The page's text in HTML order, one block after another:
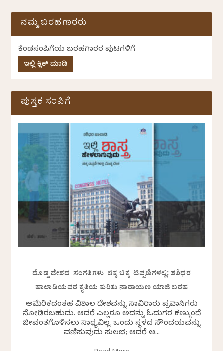
ನಮ್ಮ ಬರಹಗಾರರು
ಕೆಂಡಸಂಪಿಗೆಯ ಬರಹಗಾರರ ಪುಟಗಳಿಗೆ
ಇಲ್ಲಿ ಕ್ಲಿಕ್ ಮಾಡಿ
ಪುಸ್ತಕ ಸಂಪಿಗೆ
ದೊಡ್ಡ ದೇಶದ ಸಂಗತಿಗಳು ಚಿಕ್ಕ ಚಿಕ್ಕ ಟಿಪ್ಪಣಿಗಳಲ್ಲಿ: ಶಶಿಧರ
ಹಾಲಾಡಿಯವರ ಕೃತಿಯ ಕುರಿತು ನಾರಾಯಣ ಯಾಜಿ ಬರಹ
ಅಮೆರಿಕದಂತಹ ವಿಶಾಲ ದೇಶವನ್ನು ಸಾವಿರಾರು ಪ್ರವಾಸಿಗರು
ನೋಡಿರಬಹುದು. ಆದರೆ ಎಲ್ಲರೂ ಅದನ್ನು ಓದುಗರ ಕಣ್ಮುಂದೆ
ಜೀವಂತಗೊಳಿಸಲು ಸಾಧ್ಯವಿಲ್ಲ. ಒಂದು ಸ್ಥಳದ ಸೌಂದರ್ಯವನ್ನು
ವರ್ಣಿಸುವುದು ಸುಲಭ; ಆದರೆ ಆ...